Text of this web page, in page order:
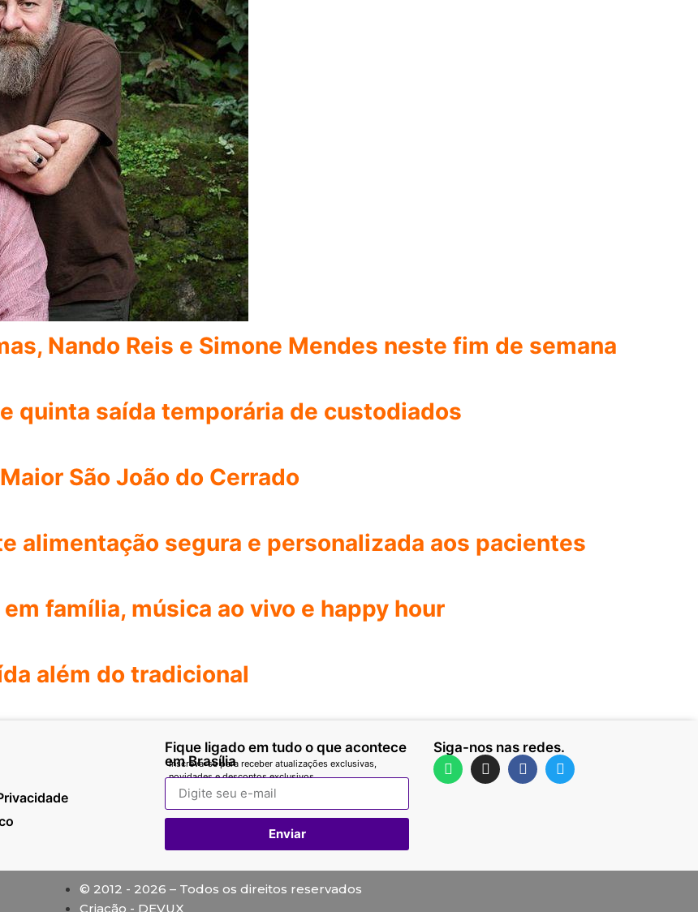
Nando Reis e Simone Mendes neste fim de semana
quinta saída temporária de custodiados
São João do Cerrado
alimentação segura e personalizada aos pacientes
família, música ao vivo e happy hour
além do tradicional
Fique ligado em tudo o que acontece
em Brasília
Inscreva-se para receber atualizações exclusivas,
novidades e descontos exclusivos.
Enviar
Siga-nos nas redes.
© 2012 - 2026 – Todos os direitos reservados
Criação - DEVUX